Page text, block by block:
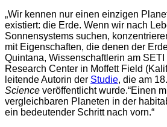
„Wir kennen nur einen einzigen
existiert: die Erde. Wenn wir nach
Sonnensystems suchen,
mit Eigenschaften, die denen der
Quintana, Wissenschaftlerin am
Research Center in Moffett Field
leitende Autorin der Studie, die am
Science veröffentlicht wurde.“Einen
vergleichbaren Planeten in der
ein bedeutender Schritt nach vorn.“